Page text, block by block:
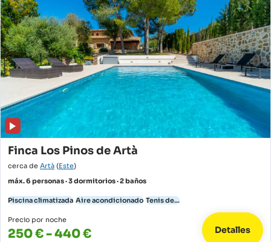
Finca Los Pinos de Artà
cerca de Artà (Este)
máx. 6 personas · 3 dormitorios · 2 baños
Piscina climatizada Aire acondicionado Tenis de...
Precio por noche
250 € - 440 € Detalles